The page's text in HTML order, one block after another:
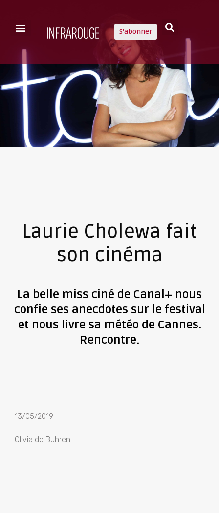
S'abonner
Laurie Cholewa fait
son cinéma
La belle miss ciné de Canal+ nous
confie ses anecdotes sur le festival
et nous livre sa météo de Cannes.
Rencontre.
13/05/2019
Olivia de Buhren